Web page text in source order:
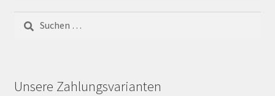
Suchen
nach:
Unsere Zahlungsvarianten